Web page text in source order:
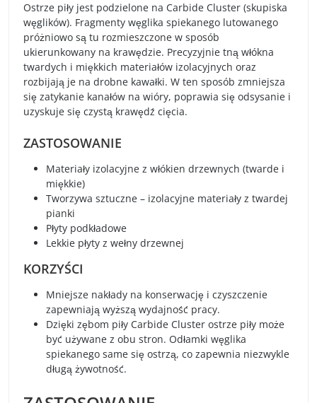
Ostrze piły jest podzielone na Carbide Cluster (skupiska
węglików). Fragmenty węglika spiekanego lutowanego
próżniowo są tu rozmieszczone w sposób
ukierunkowany na krawędzie. Precyzyjnie tną włókna
twardych i miękkich materiałów izolacyjnych oraz
rozbijają je na drobne kawałki. W ten sposób zmniejsza
się zatykanie kanałów na wióry, poprawia się odsysanie i
uzyskuje się czystą krawędź cięcia.
ZASTOSOWANIE
Materiały izolacyjne z włókien drzewnych (twarde i
miękkie)
Tworzywa sztuczne – izolacyjne materiały z twardej
pianki
Płyty podkładowe
Lekkie płyty z wełny drzewnej
KORZYŚCI
Mniejsze nakłady na konserwację i czyszczenie
zapewniają wyższą wydajność pracy.
Dzięki zębom piły Carbide Cluster ostrze piły może
być używane z obu stron. Odłamki węglika
spiekanego same się ostrzą, co zapewnia niezwykle
długą żywotność.